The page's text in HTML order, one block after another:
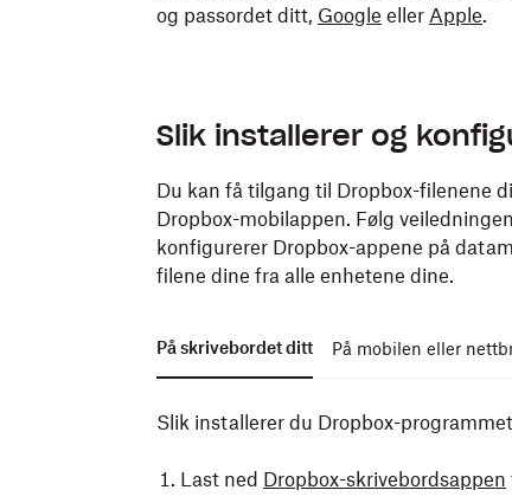
og passordet ditt, Google eller Apple.
Slik installerer og
Du kan få tilgang til Dropbox-filenene
Dropbox-mobilappen. Følg
konfigurerer Dropbox-appene på
filene dine fra alle enhetene dine.
På skrivebordet ditt På mobilen eller
Slik installerer du Dropbox-
Last ned Dropbox-skrivebordsappen